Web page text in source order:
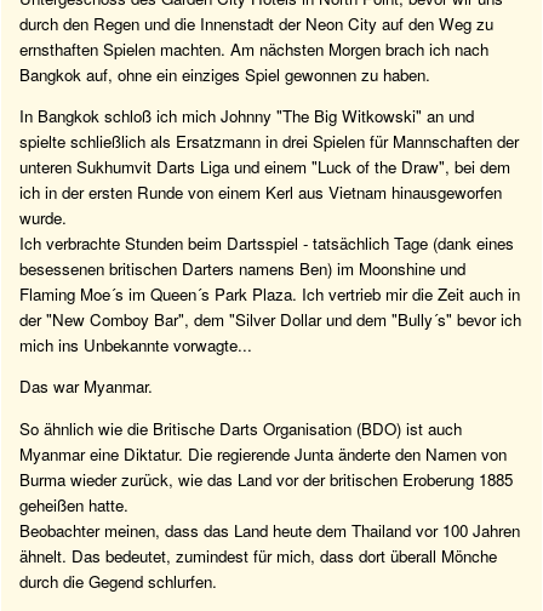
durch den Regen und die Innenstadt der Neon City auf den Weg zu
ernsthaften Spielen machten. Am nächsten Morgen brach ich nach
Bangkok auf, ohne ein einziges Spiel gewonnen zu haben.
In Bangkok schloß ich mich Johnny "The Big Witkowski" an und
spielte schließlich als Ersatzmann in drei Spielen für Mannschaften der
unteren Sukhumvit Darts Liga und einem "Luck of the Draw", bei dem
ich in der ersten Runde von einem Kerl aus Vietnam hinausgeworfen
wurde.
Ich verbrachte Stunden beim Dartsspiel - tatsächlich Tage (dank eines
besessenen britischen Darters namens Ben) im Moonshine und
Flaming Moe´s im Queen´s Park Plaza. Ich vertrieb mir die Zeit auch in
der "New Comboy Bar", dem "Silver Dollar und dem "Bully´s" bevor ich
mich ins Unbekannte vorwagte...
Das war Myanmar.
So ähnlich wie die Britische Darts Organisation (BDO) ist auch
Myanmar eine Diktatur. Die regierende Junta änderte den Namen von
Burma wieder zurück, wie das Land vor der britischen Eroberung 1885
geheißen hatte.
Beobachter meinen, dass das Land heute dem Thailand vor 100 Jahren
ähnelt. Das bedeutet, zumindest für mich, dass dort überall Mönche
durch die Gegend schlurfen.